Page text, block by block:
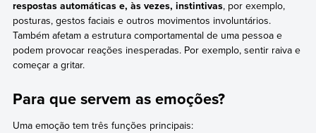
respostas automáticas e, às vezes, instintivas, por exemplo,
posturas, gestos faciais e outros movimentos involuntários.
Também afetam a estrutura comportamental de uma pessoa e
podem provocar reações inesperadas. Por exemplo, sentir raiva e
começar a gritar.
Para que servem as emoções?
Uma emoção tem três funções principais: